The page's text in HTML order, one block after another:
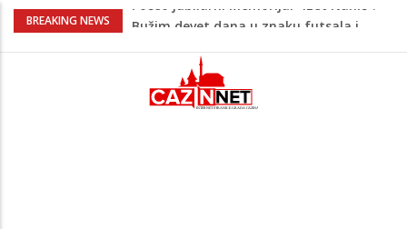
BREAKING NEWS
Evo šta piše u zahtjevu za ponovno
Četvrto ljeto zaredom Trg slobode
postaje Naše mjesto - Bingo Ljetno kino
Tuzla